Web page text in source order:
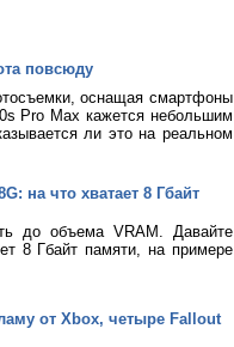
повсюду
оснащая смартфоны
Pro Max кажется небольшим
ли это на реальном
на что хватает 8 Гбайт
до объема VRAM. Давайте
8 Гбайт памяти, на примере
от Xbox, четыре Fallout